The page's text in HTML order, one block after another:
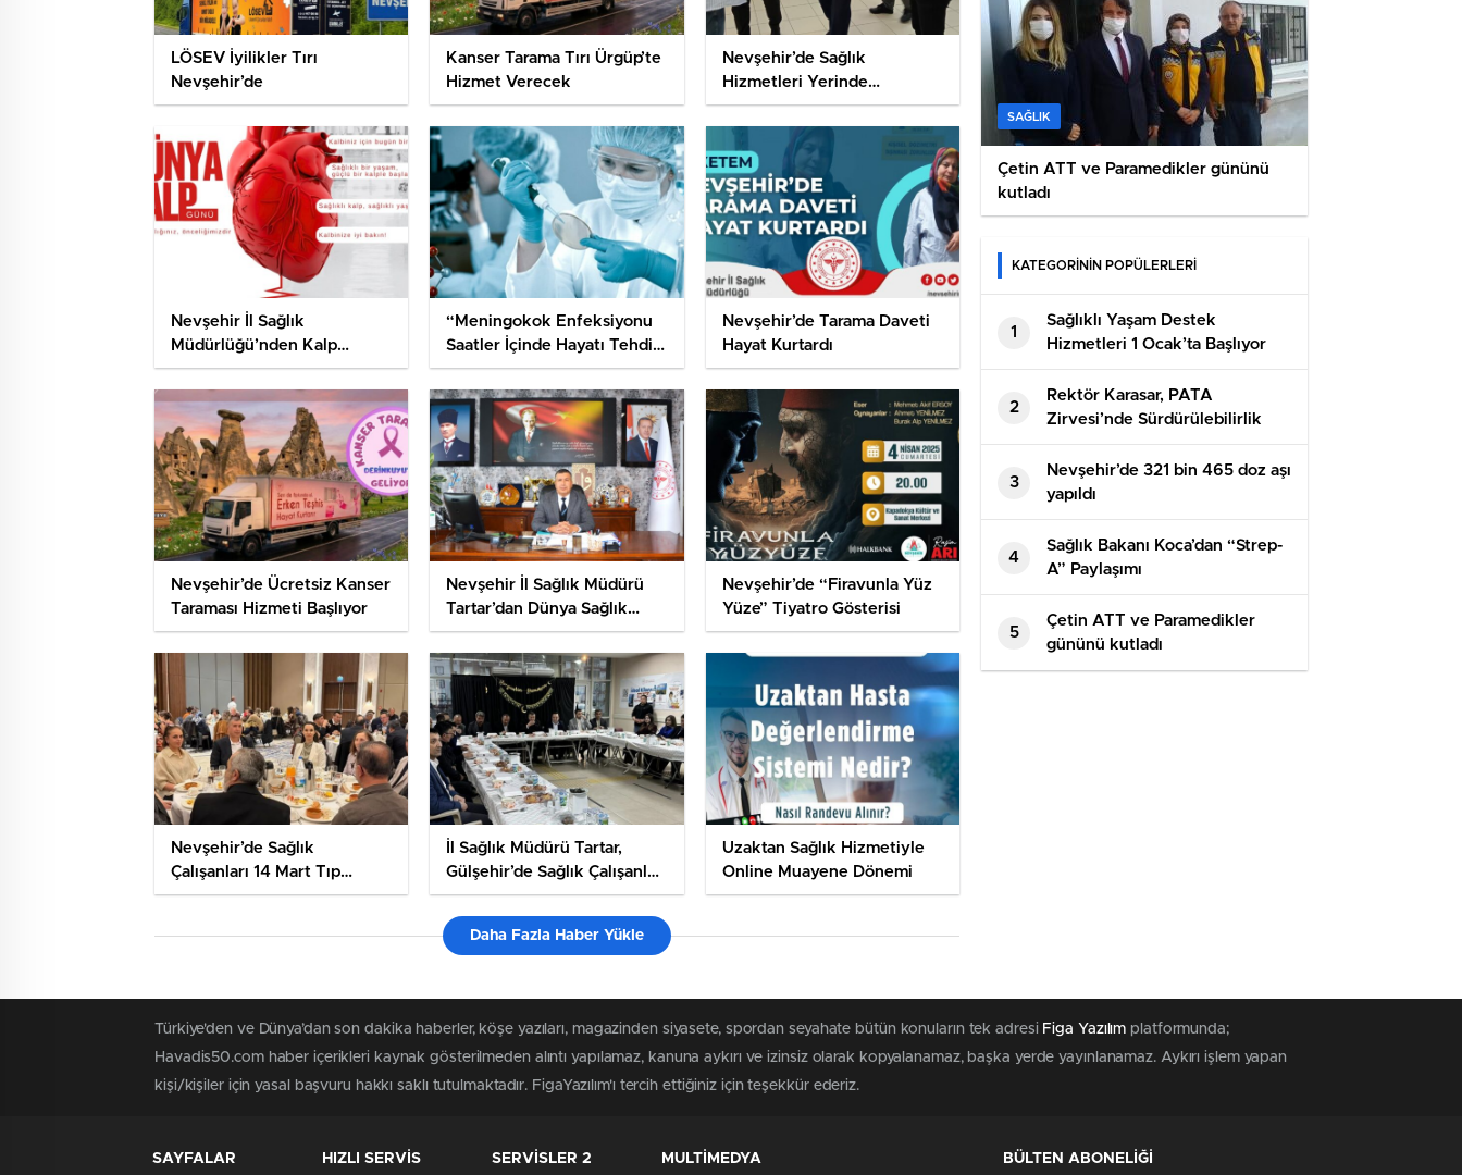
LÖSEV İyilikler Tırı
Nevşehir’de
Kanser Tarama Tırı Ürgüp’te
Hizmet Verecek
Nevşehir’de Sağlık
Hizmetleri Yerinde
Değerlendirilmeye Devam
Ediyor
Nevşehir İl Sağlık
Müdürlüğü’nden Kalp
Sağlığı Uyarısı
“Meningokok Enfeksiyonu
Saatler İçinde Hayatı Tehdit
Edebilir”
Nevşehir’de Tarama Daveti
Hayat Kurtardı
Nevşehir’de Ücretsiz Kanser
Taraması Hizmeti Başlıyor
Nevşehir İl Sağlık Müdürü
Tartar’dan Dünya Sağlık
Günü Mesajı
Nevşehir’de “Firavunla Yüz
Yüze” Tiyatro Gösterisi
Nevşehir’de Sağlık
Çalışanları 14 Mart Tıp
Bayramı’nda İftar Sofrasında
İl Sağlık Müdürü Tartar,
Gülşehir’de Sağlık Çalışanları
ile İftar Açtı
Uzaktan Sağlık Hizmetiyle
Online Muayene Dönemi
Daha Fazla Haber Yükle
SAĞLIK
Çetin ATT ve Paramedikler gününü
kutladı
KATEGORİNİN POPÜLERLERİ
1
Sağlıklı Yaşam Destek
Hizmetleri 1 Ocak’ta Başlıyor
2
Rektör Karasar, PATA
Zirvesi’nde Sürdürülebilirlik
Paneline Katıldı
3
Nevşehir’de 321 bin 465 doz aşı
yapıldı
4
Sağlık Bakanı Koca’dan “Strep-
A” Paylaşımı
5
Çetin ATT ve Paramedikler
gününü kutladı
Türkiye'den ve Dünya’dan son dakika haberler, köşe yazıları, magazinden siyasete, spordan seyahate bütün konuların tek adresi Figa Yazılım platformunda;
Havadis50.com haber içerikleri kaynak gösterilmeden alıntı yapılamaz, kanuna aykırı ve izinsiz olarak kopyalanamaz, başka yerde yayınlanamaz. Aykırı işlem yapan
kişi/kişiler için yasal başvuru hakkı saklı tutulmaktadır. FigaYazılım'ı tercih ettiğiniz için teşekkür ederiz.
SAYFALAR HIZLI SERVİS SERVİSLER 2 MULTİMEDYA BÜLTEN ABONELİĞİ